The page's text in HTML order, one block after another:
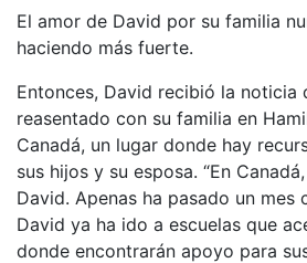
El amor de David por su familia
haciendo más fuerte.
Entonces, David recibió la noticia
reasentado con su familia en
Canadá, un lugar donde hay
sus hijos y su esposa. “En
David. Apenas ha pasado un mes
David ya ha ido a escuelas que
donde encontrarán apoyo para